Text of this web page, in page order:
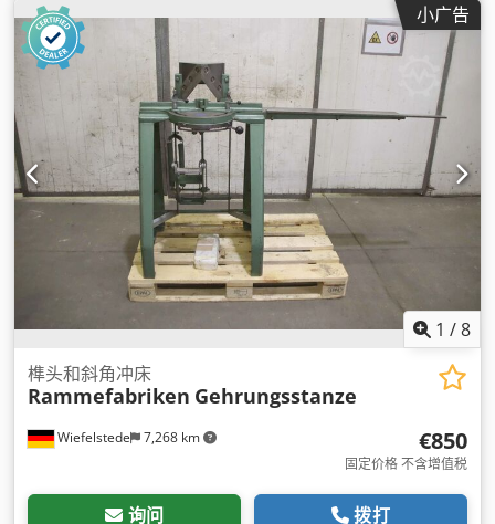
小广告
1 /8
Wiefelstede 7,268 km
榫头和斜角冲床
Rammefabriken Gehrungsstanze
€850
固定价格 不含增值税
询问 拨打